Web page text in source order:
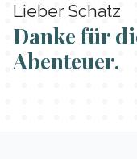
Lieber Schatz
Danke für
Abenteuer.